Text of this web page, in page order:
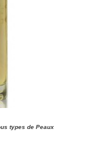
types de Peaux